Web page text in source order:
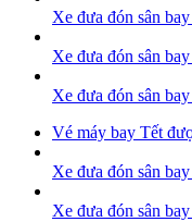
Xe đưa đón sân
Xe đưa đón sân
Xe đưa đón sân
Vé máy bay Tết
Xe đưa đón sân
Xe đưa đón sân